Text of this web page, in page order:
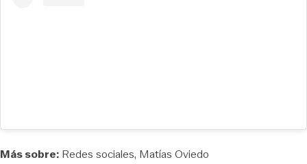
Más sobre: Redes sociales Matías Oviedo